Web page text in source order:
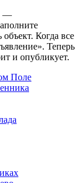
—
Когда все
Теперь
и опубликует.
Поле